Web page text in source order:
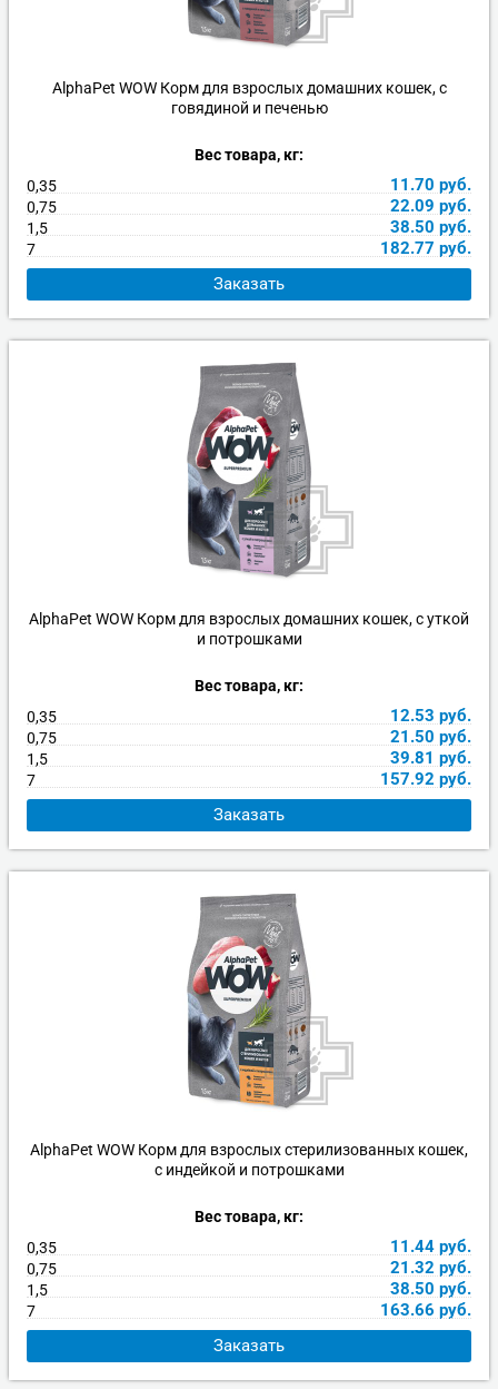
AlphaPet WOW Корм для взрослых домашних кошек, с
говядиной и печенью
Вес товара, кг:
0,35
11.70 руб.
0,75 22.09 руб.
1,5 38.50 руб.
7 182.77 руб.
Заказать
AlphaPet WOW Корм для взрослых домашних кошек, с уткой
и потрошками
Вес товара, кг:
0,35
12.53 руб.
0,75 21.50 руб.
1,5 39.81 руб.
7 157.92 руб.
Заказать
AlphaPet WOW Корм для взрослых стерилизованных кошек,
с индейкой и потрошками
Вес товара, кг:
0,35
11.44 руб.
0,75 21.32 руб.
1,5 38.50 руб.
7 163.66 руб.
Заказать